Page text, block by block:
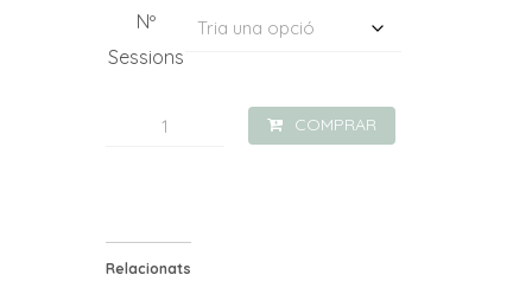
Nº
Sessions
quantitat
femenina
COMPRAR
Relacionats